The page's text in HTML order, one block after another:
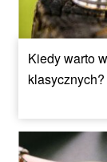
Kiedy warto
klasycznych?